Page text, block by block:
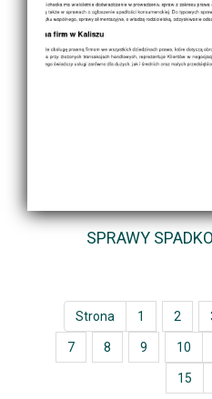
SPRAWY
Strona 1 2
7 8 9 10
15